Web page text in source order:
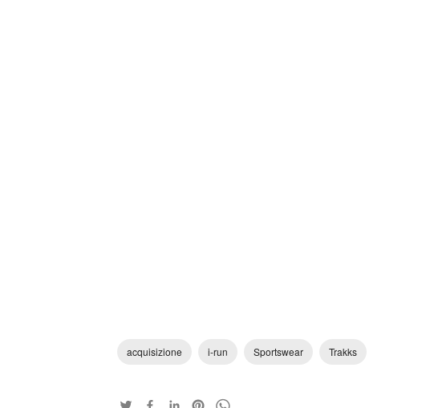
acquisizione i-run Sportswear Trakks